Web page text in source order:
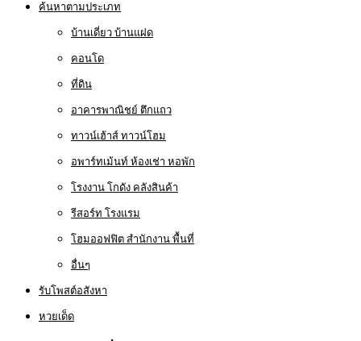
ค้นหาตามประเภท
บ้านเดี่ยว บ้านแฝด
คอนโด
ที่ดิน
อาคารพาณิชย์ ตึกแถว
ทาวน์เฮ้าส์ ทาวน์โฮม
อพาร์ทเม้นท์ ห้องเช่า หอพัก
โรงงาน โกดัง คลังสินค้า
รีสอร์ท โรงแรม
โฮมออฟฟิต สำนักงาน พื้นที่
อื่นๆ
รับโพสต์อสังหา
หวยเด็ด